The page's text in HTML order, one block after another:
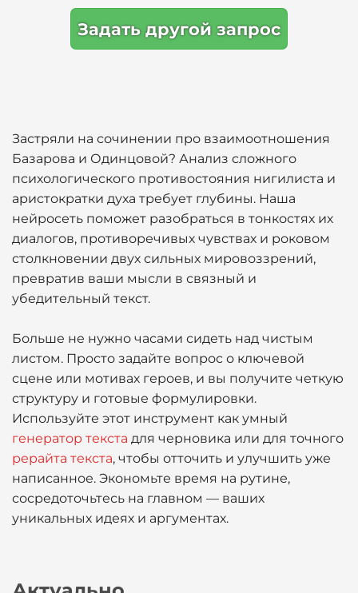
Задать другой запрос
Застряли на сочинении про взаимоотношения
Базарова и Одинцовой? Анализ сложного
психологического противостояния нигилиста и
аристократки духа требует глубины. Наша
нейросеть поможет разобраться в тонкостях их
диалогов, противоречивых чувствах и роковом
столкновении двух сильных мировоззрений,
превратив ваши мысли в связный и
убедительный текст.
Больше не нужно часами сидеть над чистым
листом. Просто задайте вопрос о ключевой
сцене или мотивах героев, и вы получите четкую
структуру и готовые формулировки.
Используйте этот инструмент как умный
генератор текста для черновика или для точного
рерайта текста, чтобы отточить и улучшить уже
написанное. Экономьте время на рутине,
сосредоточьтесь на главном — ваших
уникальных идеях и аргументах.